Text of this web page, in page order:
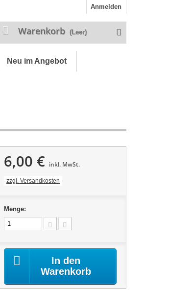
Anmelden
Warenkorb (Leer)
Neu im Angebot
6,00 € inkl. MwSt.
zzgl. Versandkosten
Menge:
In den
Warenkorb